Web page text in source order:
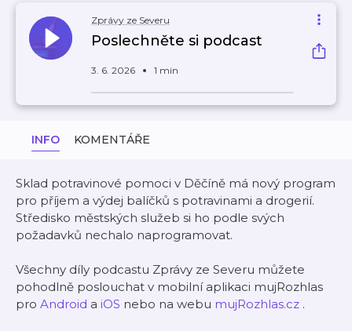
Zprávy ze Severu
Poslechněte si podcast
3. 6. 2026 1 min
INFO KOMENTÁŘE
Sklad potravinové pomoci v Děčíně má nový program
pro příjem a výdej balíčků s potravinami a drogerií.
Středisko městských služeb si ho podle svých
požadavků nechalo naprogramovat.
Všechny díly podcastu Zprávy ze Severu můžete
pohodlně poslouchat v mobilní aplikaci mujRozhlas
pro Android a iOS nebo na webu mujRozhlas.cz .